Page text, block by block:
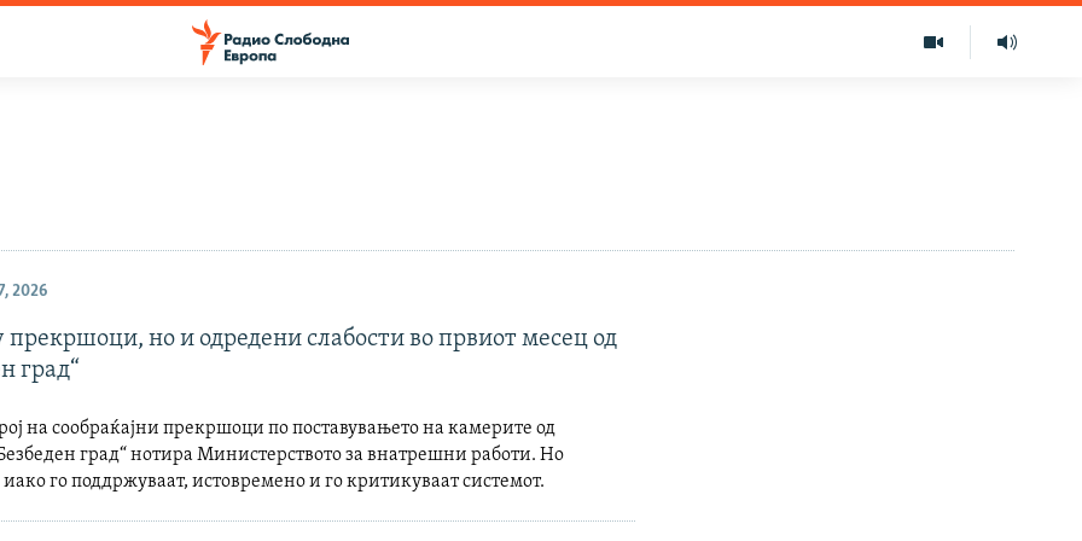
2026
но и одредени слабости во првиот месец од
град“
на сообраќајни прекршоци по поставувањето на камерите од
град“ нотира Министерството за внатрешни работи. Но
го поддржуваат, истовремено и го критикуваат системот.